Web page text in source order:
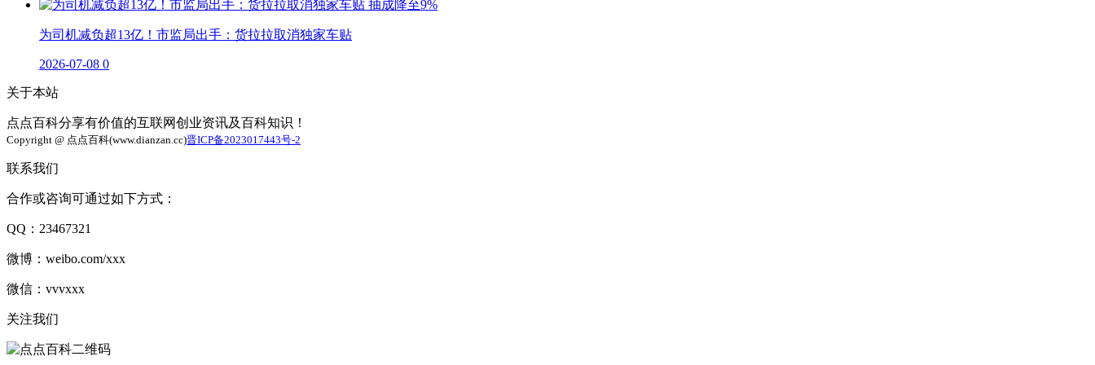
为司机减负超13亿！市监局出手：货拉拉取消独家车贴
2026-07-08 0
关于本站
点点百科分享有价值的互联网创业资讯及百科知识！
Copyright @ 点点百科(www.dianzan.cc)晋ICP备2023017443号-2
联系我们
合作或咨询可通过如下方式：
QQ：23467321
微博：weibo.com/xxx
微信：vvvxxx
关注我们